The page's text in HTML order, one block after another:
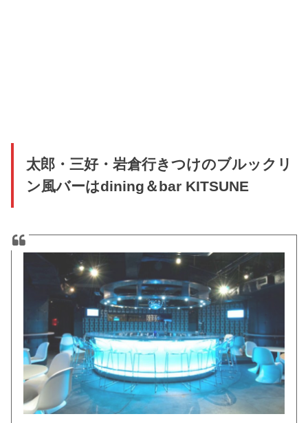
太郎・三好・岩倉行きつけのブルックリ
ン風バーはdining＆bar KITSUNE